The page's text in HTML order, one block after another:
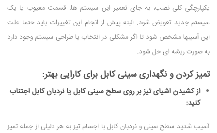
یکپارچگی کلی نصب، به جای تعمیر این سیستم ها، قسمت معیوب یا یک
سیستم جدید تعویض شود. البته پیش از انجام این تغییرات باید حتما علت
این آسیبها مشخص شود تا اگر مشکلی در انتخاب یا طراحی سیستم وجود دارد
به صورت ریشه ای حل شود.
تمیز کردن و نگهداری سینی کابل برای کارایی بهتر:
از کشیدن اشیای تیز بر روی سطح سینی کابل یا نردبان کابل اجتناب
کنید:
آسیب شدید سطح سینی و نردبان کابل با اجسام تیز به هر دلیلی از جمله تمیز